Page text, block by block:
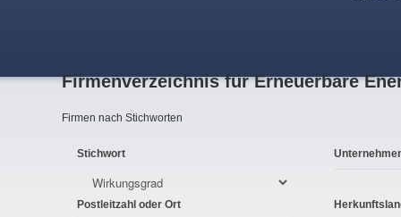
Firmenverzeichnis für Erneuerbare
Firmen nach Stichworten
Stichwort
Postleitzahl oder Ort